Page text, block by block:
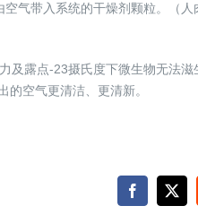
气带入系统的干燥剂颗粒。（
露点-23摄氏度下微生物无法
空气更清洁、更清新。
Facebook
X